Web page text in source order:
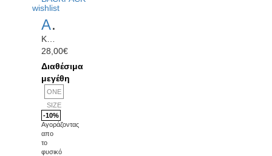
wishlist
ADIDAS ΓΥΝΑΙΚΕΙΟ BACKPACK
KH4605
28,00€
Διαθέσιμα
μεγέθη
ONE
SIZE
-10%
Αγοράζοντας
απο
το
φυσικό